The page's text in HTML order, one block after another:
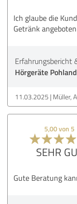
Ich glaube die
Getränk
Erfahrungsbericht
Hörgeräte
11.03.2025 Müller,
5,00 von 5
SEHR
Gute Beratung